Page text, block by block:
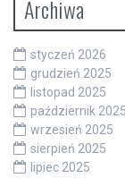
Archiwa
styczeń 2026
grudzień 2025
listopad 2025
październik 2025
wrzesień 2025
sierpień 2025
lipiec 2025